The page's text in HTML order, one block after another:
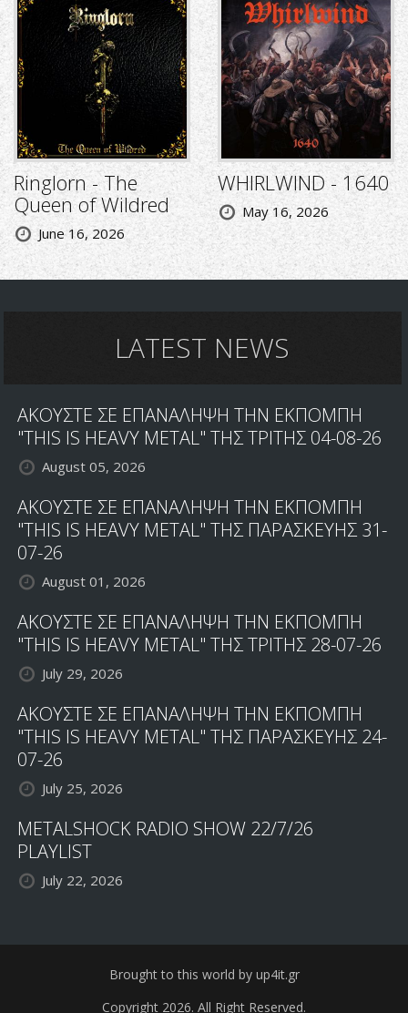
Ringlorn - The
Queen of Wildred
June 16, 2026
WHIRLWIND - 1640
May 16, 2026
LATEST NEWS
ΑΚΟΥΣΤΕ ΣΕ ΕΠΑΝΑΛΗΨΗ ΤΗΝ ΕΚΠΟΜΠΗ
"THIS IS HEAVY METAL" ΤΗΣ ΤΡΙΤΗΣ 04-08-26
August 05, 2026
ΑΚΟΥΣΤΕ ΣΕ ΕΠΑΝΑΛΗΨΗ ΤΗΝ ΕΚΠΟΜΠΗ
"THIS IS HEAVY METAL" ΤΗΣ ΠΑΡΑΣΚΕΥΗΣ 31-
07-26
August 01, 2026
ΑΚΟΥΣΤΕ ΣΕ ΕΠΑΝΑΛΗΨΗ ΤΗΝ ΕΚΠΟΜΠΗ
"THIS IS HEAVY METAL" ΤΗΣ ΤΡΙΤΗΣ 28-07-26
July 29, 2026
ΑΚΟΥΣΤΕ ΣΕ ΕΠΑΝΑΛΗΨΗ ΤΗΝ ΕΚΠΟΜΠΗ
"THIS IS HEAVY METAL" ΤΗΣ ΠΑΡΑΣΚΕΥΗΣ 24-
07-26
July 25, 2026
METALSHOCK RADIO SHOW 22/7/26
PLAYLIST
July 22, 2026
Brought to this world by up4it.gr
Copyright 2026. All Right Reserved.